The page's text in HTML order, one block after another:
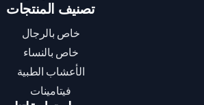
تصنيف المنتجات
خاص بالرجال
خاص بالنساء
الأعشاب الطبية
فيتامينات